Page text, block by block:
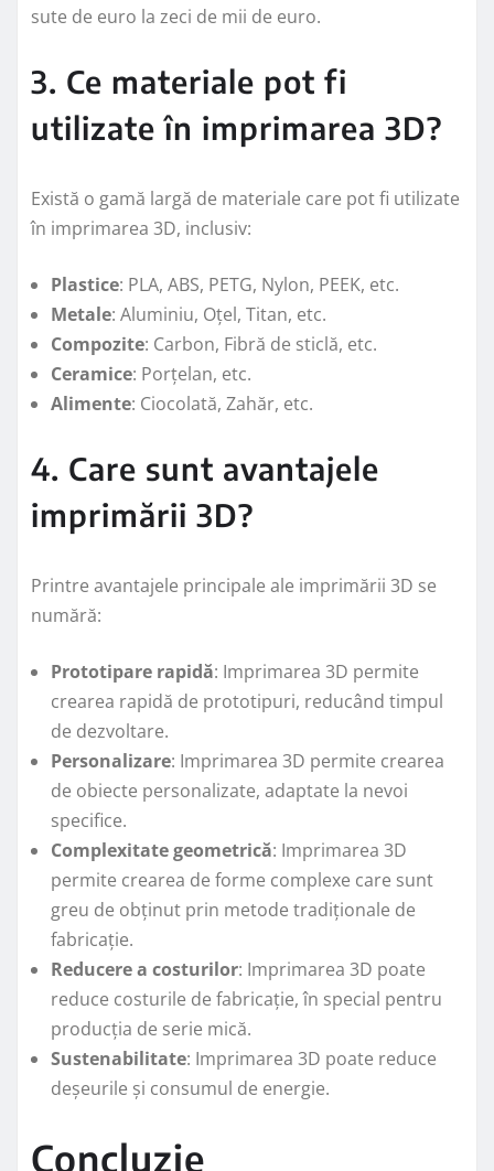
sute de euro la zeci de mii de euro.
3. Ce materiale pot fi
utilizate în imprimarea 3D?
Există o gamă largă de materiale care pot fi utilizate
în imprimarea 3D, inclusiv:
Plastice: PLA, ABS, PETG, Nylon, PEEK, etc.
Metale: Aluminiu, Oțel, Titan, etc.
Compozite: Carbon, Fibră de sticlă, etc.
Ceramice: Porțelan, etc.
Alimente: Ciocolată, Zahăr, etc.
4. Care sunt avantajele
imprimării 3D?
Printre avantajele principale ale imprimării 3D se
numără:
Prototipare rapidă: Imprimarea 3D permite
crearea rapidă de prototipuri, reducând timpul
de dezvoltare.
Personalizare: Imprimarea 3D permite crearea
de obiecte personalizate, adaptate la nevoi
specifice.
Complexitate geometrică: Imprimarea 3D
permite crearea de forme complexe care sunt
greu de obținut prin metode tradiționale de
fabricație.
Reducere a costurilor: Imprimarea 3D poate
reduce costurile de fabricație, în special pentru
producția de serie mică.
Sustenabilitate: Imprimarea 3D poate reduce
deșeurile și consumul de energie.
Concluzie